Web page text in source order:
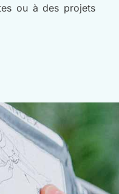
ou à des projets